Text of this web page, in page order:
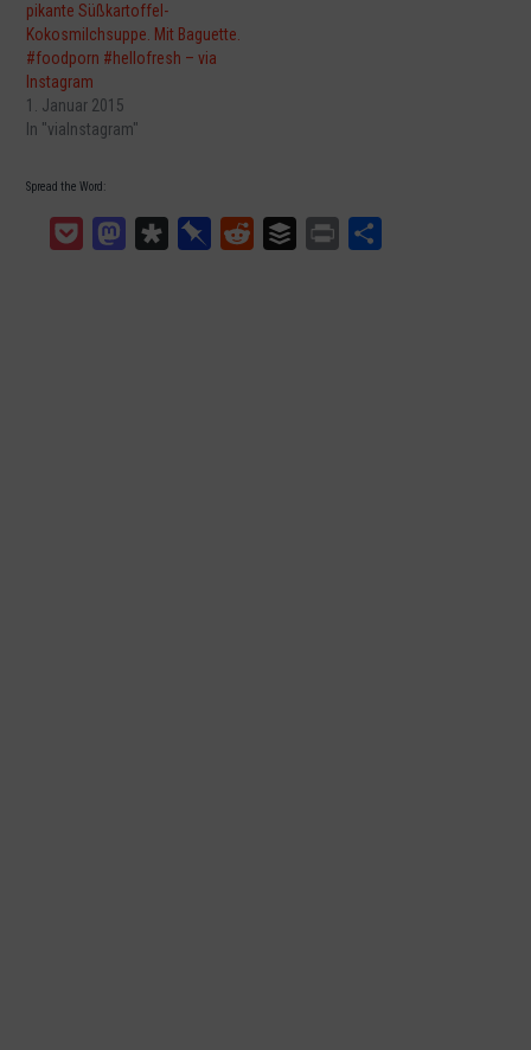
pikante Süßkartoffel-
Kokosmilchsuppe. Mit Baguette.
#foodporn #hellofresh – via
Instagram
1. Januar 2015
In "viaInstagram"
Spread the Word:
Pocket MastodonDiasporaPinboardReddit Buffer Print